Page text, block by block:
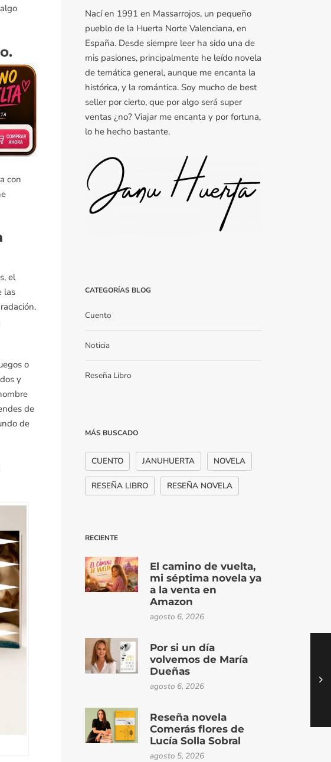
con
el
las
o
y
de
de
Nací en 1991 en Massarrojos, un pequeño
pueblo de la Huerta Norte Valenciana, en
España. Desde siempre leer ha sido una de
mis pasiones, principalmente he leído novela
de temática general, aunque me encanta la
histórica, y la romántica. Soy mucho de best
seller por cierto, que por algo será super
ventas ¿no? Viajar me encanta y por fortuna,
lo he hecho bastante.
CATEGORÍAS BLOG
Cuento
Noticia
Reseña Libro
MÁS BUSCADO
CUENTO JANUHUERTA NOVELA
RESEÑA LIBRO RESEÑA NOVELA
RECIENTE
El camino de vuelta,
mi séptima novela ya
a la venta en
Amazon
agosto 6, 2026
Por si un día
volvemos de María
Dueñas
agosto 6, 2026
Reseña novela
Comerás flores de
Lucía Solla Sobral
agosto 5, 2026